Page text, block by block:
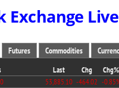
Exchange Live